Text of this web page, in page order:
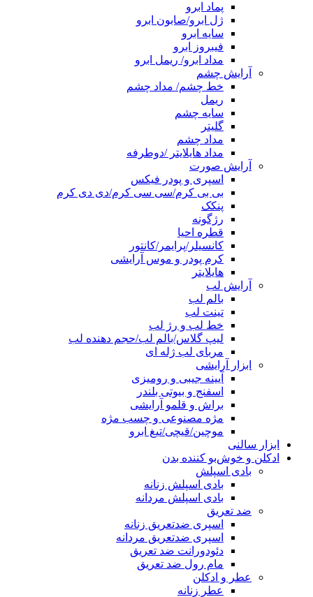
پماد ابرو
ژل ابرو/صابون ابرو
سایه ابرو
فیبروز ابرو
مداد ابرو/ ریمل ابرو
آرایش چشم
خط چشم/ مداد چشم
ریمل
سایه چشم
گلیتر
مداد چشم
مداد هایلایتر /دوطرفه
آرایش صورت
اسپری و پودر فیکس
بی بی کرم/سی سی کرم/دی دی کرم
پنکک
رژگونه
قطره احیا
کانسیلر/پرایمر/کانتور
کرم پودر و موس آرایشی
هایلایتر
آرایش لب
بالم لب
تینت لب
خط لب و رژ لب
لیپ گلاس/بالم لب/حجم دهنده لب
مربای لب ژله ای
ابزار آرایشی
آیینه جیبی و رومیزی
اسفنج و بیوتی بلندر
براش و قلمو آرایشی
مژه مصنوعی و چسب مژه
موچین/قیچی/تیغ ابرو
ابزار سالنی
ادکلن و خوش‌بو کننده بدن
بادی اسپلش
بادی اسپلش زنانه
بادی اسپلش مردانه
ضد تعریق
اسپری ضدتعریق زنانه
اسپری ضدتعریق مردانه
دئودورانت ضد تعریق
مام رول ضد تعریق
عطر و ادکلن
عطر زنانه